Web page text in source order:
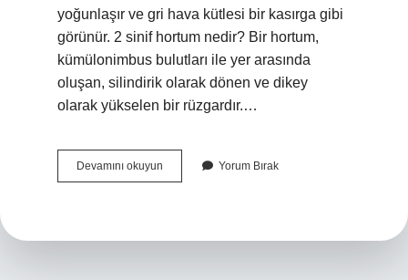
yoğunlaşır ve gri hava kütlesi bir kasırga gibi
görünür. 2 sinif hortum nedir? Bir hortum,
kümülonimbus bulutları ile yer arasında
oluşan, silindirik olarak dönen ve dikey
olarak yükselen bir rüzgardır.…
Devamını okuyun
Nasıl
Yorum Bırak